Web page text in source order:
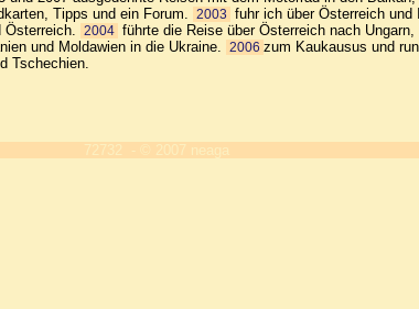
Tipps und ein Forum. 2003 fuhr ich über Österreich und
Österreich. 2004 führte die Reise über Österreich nach
und Moldawien in die Ukraine. 2006 zum Kaukausus und
Tschechien.
72732 - © 2007 neaga